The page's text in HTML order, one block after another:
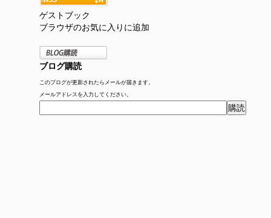
ゲストブック
ブラウザのお気に入りに追加
ブログ購読
このブログが更新されたらメールが届きます。
メールアドレスを入力してください。